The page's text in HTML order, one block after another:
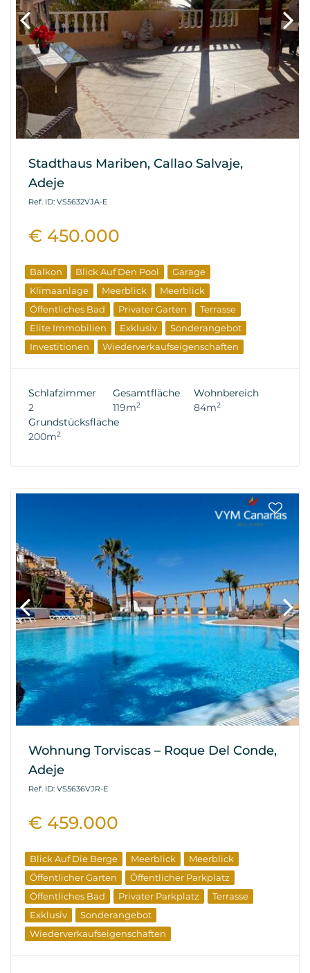
Stadthaus Mariben, Callao Salvaje,
Adeje
Ref. ID: VS5632VJA-E
€ 450.000
Balkon Blick Auf Den Pool
Garage
Klimaanlage
Meerblick
Meerblick
Öffentliches Bad
Privater Garten
Terrasse
Elite Immobilien
Exklusiv
Sonderangebot
Investitionen
Wiederverkaufseigenschaften
Schlafzimmer
2
Gesamtfläche
119m2
Wohnbereich
84m2
Grundstücksfläche
200m2
Wohnung Torviscas – Roque Del Conde,
Adeje
Ref. ID: VS5636VJR-E
€ 459.000
Blick Auf Die Berge Meerblick
Meerblick
Öffentlicher Garten
Öffentlicher Parkplatz
Öffentliches Bad
Privater Parkplatz
Terrasse
Exklusiv
Sonderangebot
Wiederverkaufseigenschaften